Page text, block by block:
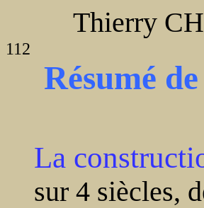
Thierry
112
Résumé
La
sur 4 siècles,